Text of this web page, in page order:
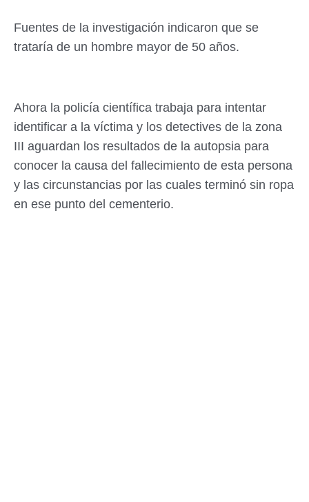
Fuentes de la investigación indicaron que se
trataría de un hombre mayor de 50 años.
Ahora la policía científica trabaja para intentar
identificar a la víctima y los detectives de la zona
III aguardan los resultados de la autopsia para
conocer la causa del fallecimiento de esta persona
y las circunstancias por las cuales terminó sin ropa
en ese punto del cementerio.